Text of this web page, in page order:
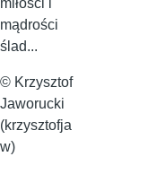
miłości i
mądrości
ślad...
© Krzysztof
Jaworucki
(krzysztofja
w)